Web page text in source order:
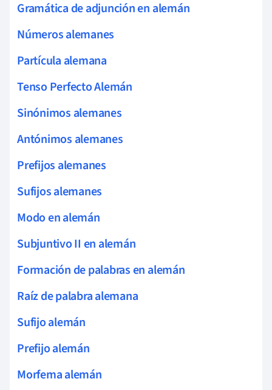
Gramática de adjunción en alemán
Números alemanes
Partícula alemana
Tenso Perfecto Alemán
Sinónimos alemanes
Antónimos alemanes
Prefijos alemanes
Sufijos alemanes
Modo en alemán
Subjuntivo II en alemán
Formación de palabras en alemán
Raíz de palabra alemana
Sufijo alemán
Prefijo alemán
Morfema alemán